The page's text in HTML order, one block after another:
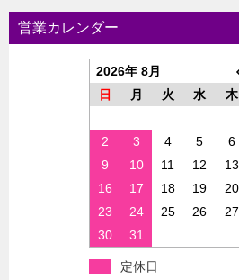
営業カレンダー
2026年 8月
日
月 火 水 木
2
3 4 5 6
9
10 11 12 13
16
17 18 19 20
23
24 25 26 27
30
31
定休日